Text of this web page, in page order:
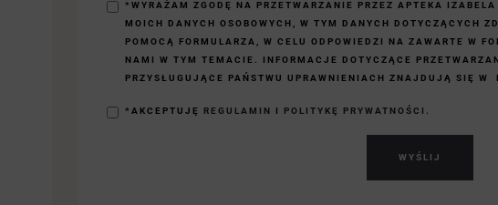
*WYRAŻAM ZGODĘ NA PRZETWARZANIE PRZEZ APTEKA
MOICH DANYCH OSOBOWYCH, W TYM DANYCH DOTYCZĄCYCH
POMOCĄ FORMULARZA, W CELU ODPOWIEDZI NA ZAWARTE W
NAMI W TYM TEMACIE. INFORMACJE DOTYCZĄCE
PRZYSŁUGUJĄCE PAŃSTWU UPRAWNIENIACH ZNAJDUJĄ SIĘ W
*AKCEPTUJĘ REGULAMIN I POLITYKĘ PRYWATNOŚCI.
WYŚLIJ